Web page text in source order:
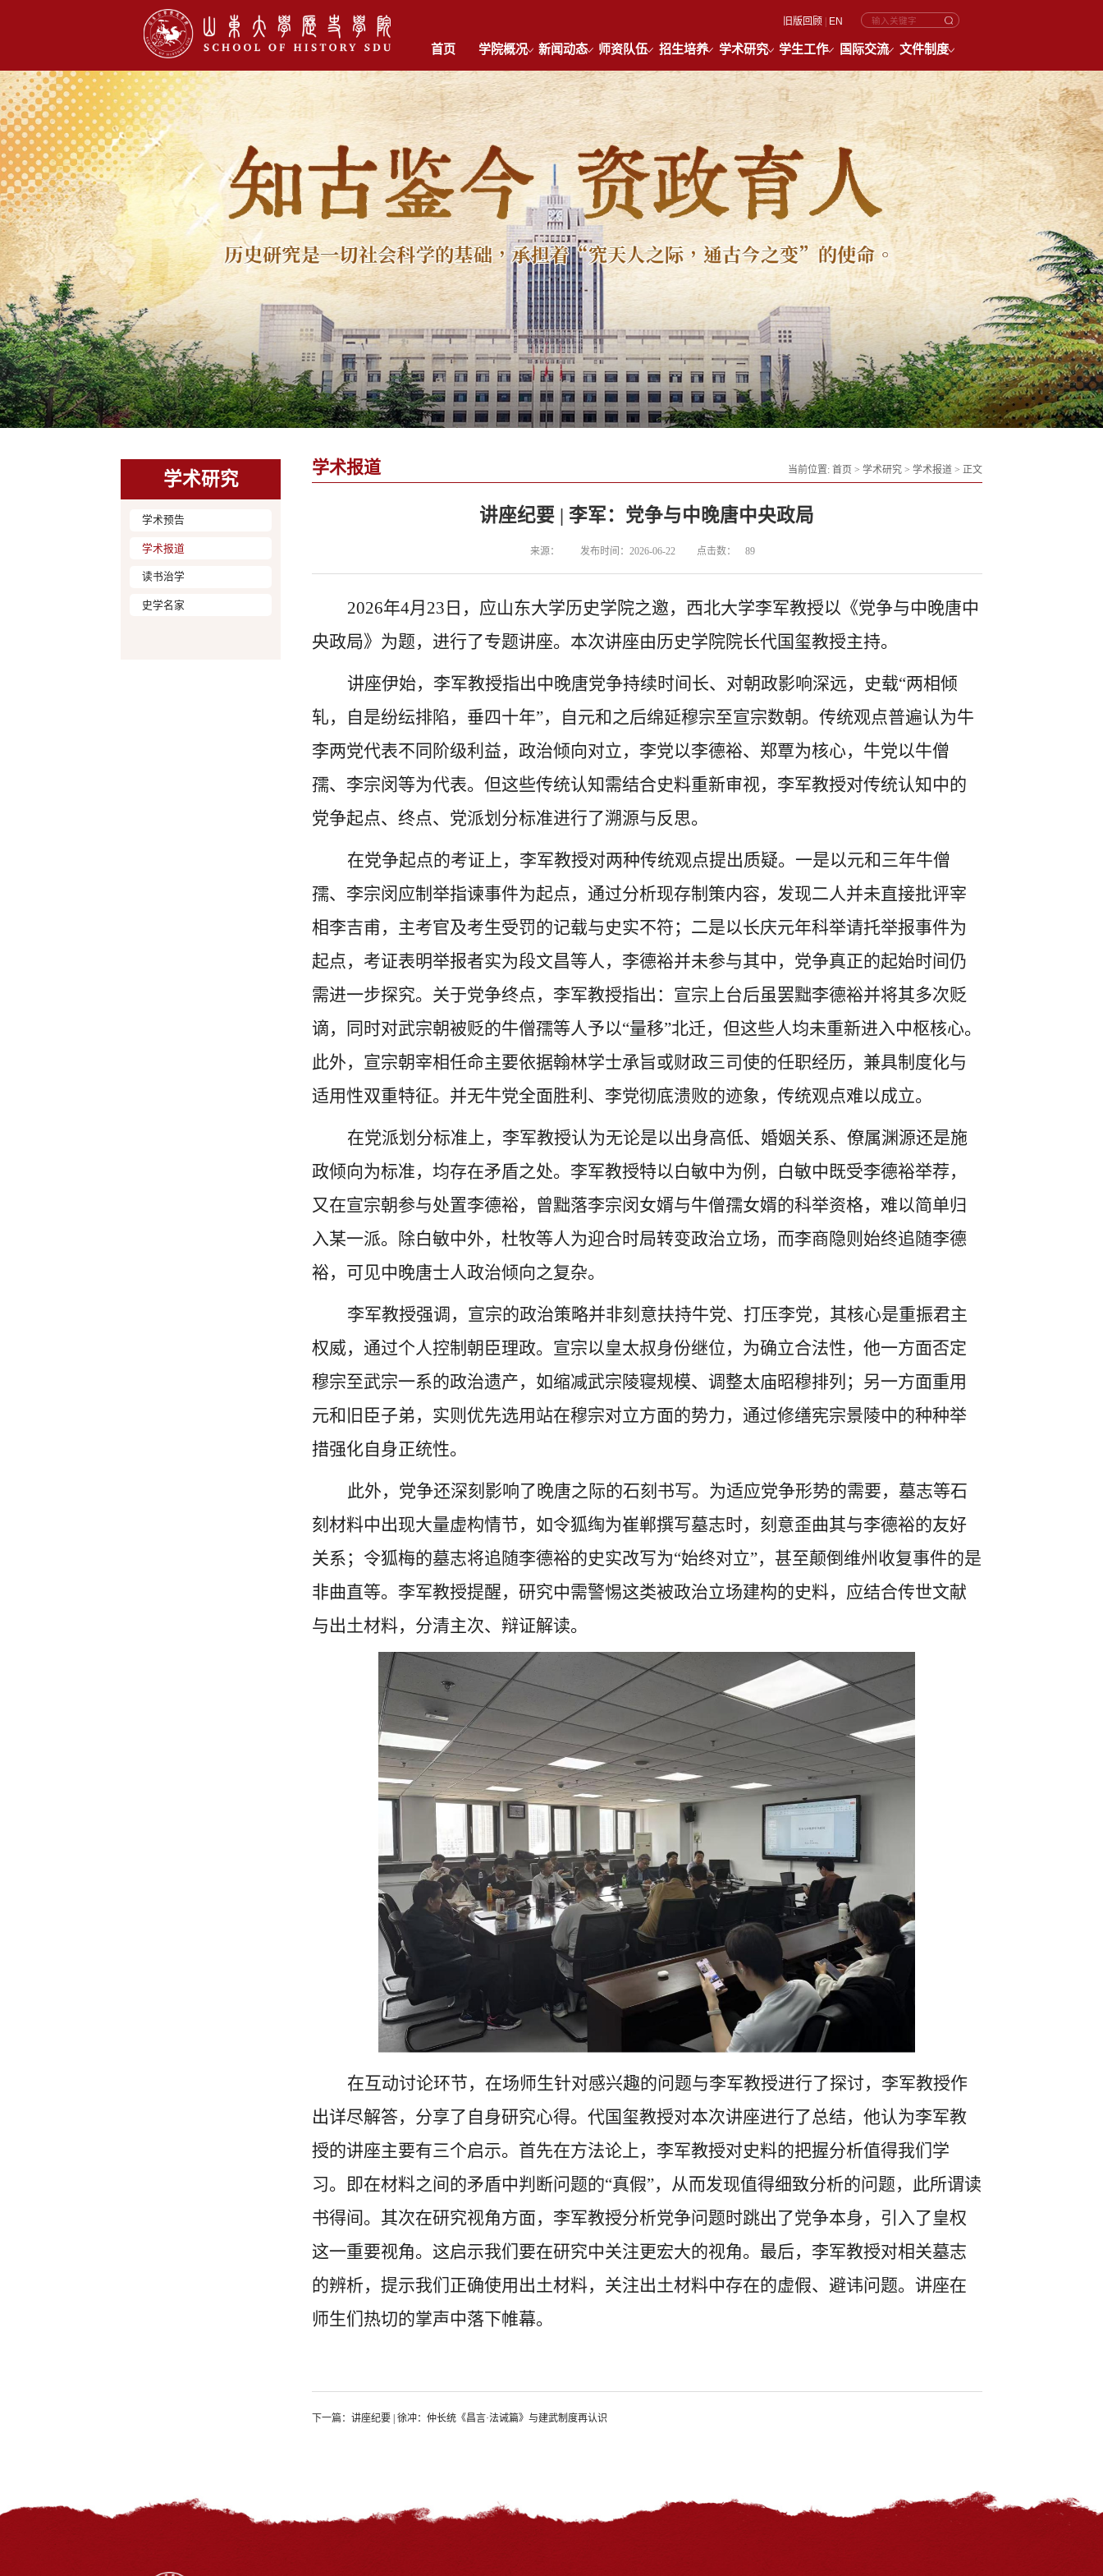
旧版回顾 | EN
首页 学院概况 新闻动态 师资队伍 招生培养 学术研究 学生工作 国际交流 文件制度
学术研究
学术预告
学术报道
读书治学
史学名家
当前位置: 首页 > 学术研究 > 学术报道 > 正文
学术报道
讲座纪要 | 李军：党争与中晚唐中央政局
来源： 发布时间：2026-06-22 点击数： 89
2026年4月 23 日，应山东大学历史学院之邀，西北大学李军教授以《党争与中晚唐中
央政局》为题，进行了专题讲座。本次讲座由历史学院院长代国玺教授主持。
讲座伊始，李军教授指出中晚唐党争持续时间长、对朝政影响深远，史载“两相倾
轧，自是纷纭排陷，垂四十年”，自元和之后绵延穆宗至宣宗数朝。传统观点普遍认为牛
李两党代表不同阶级利益，政治倾向对立，李党以李德裕、郑覃为核心，牛党以牛僧
孺、李宗闵等为代表。但这些传统认知需结合史料重新审视，李军教授对传统认知中的
党争起点、终点、党派划分标准进行了溯源与反思。
在党争起点的考证上，李军教授对两种传统观点提出质疑。一是以元和三年牛僧
孺、李宗闵应制举指谏事件为起点，通过分析现存制策内容，发现二人并未直接批评宰
相李吉甫，主考官及考生受罚的记载与史实不符；二是以长庆元年科举请托举报事件为
起点，考证表明举报者实为段文昌等人，李德裕并未参与其中，党争真正的起始时间仍
需进一步探究。关于党争终点，李军教授指出：宣宗上台后虽罢黜李德裕并将其多次贬
谪，同时对武宗朝被贬的牛僧孺等人予以“量移”北迁，但这些人均未重新进入中枢核心。
此外，宣宗朝宰相任命主要依据翰林学士承旨或财政三司使的任职经历，兼具制度化与
适用性双重特征。并无牛党全面胜利、李党彻底溃败的迹象，传统观点难以成立。
在党派划分标准上，李军教授认为无论是以出身高低、婚姻关系、僚属渊源还是施
政倾向为标准，均存在矛盾之处。李军教授特以白敏中为例，白敏中既受李德裕举荐，
又在宣宗朝参与处置李德裕，曾黜落李宗闵女婿与牛僧孺女婿的科举资格，难以简单归
入某一派。除白敏中外，杜牧等人为迎合时局转变政治立场，而李商隐则始终追随李德
裕，可见中晚唐士人政治倾向之复杂。
李军教授强调，宣宗的政治策略并非刻意扶持牛党、打压李党，其核心是重振君主
权威，通过个人控制朝臣理政。宣宗以皇太叔身份继位，为确立合法性，他一方面否定
穆宗至武宗一系的政治遗产，如缩减武宗陵寝规模、调整太庙昭穆排列；另一方面重用
元和旧臣子弟，实则优先选用站在穆宗对立方面的势力，通过修缮宪宗景陵中的种种举
措强化自身正统性。
此外，党争还深刻影响了晚唐之际的石刻书写。为适应党争形势的需要，墓志等石
刻材料中出现大量虚构情节，如令狐绹为崔郸撰写墓志时，刻意歪曲其与李德裕的友好
关系；令狐梅的墓志将追随李德裕的史实改写为“始终对立”，甚至颠倒维州收复事件的是
非曲直等。李军教授提醒，研究中需警惕这类被政治立场建构的史料，应结合传世文献
与出土材料，分清主次、辩证解读。
在互动讨论环节，在场师生针对感兴趣的问题与李军教授进行了探讨，李军教授作
出详尽解答，分享了自身研究心得。代国玺教授对本次讲座进行了总结，他认为李军教
授的讲座主要有三个启示。首先在方法论上，李军教授对史料的把握分析值得我们学
习。即在材料之间的矛盾中判断问题的“真假”，从而发现值得细致分析的问题，此所谓读
书得间。其次在研究视角方面，李军教授分析党争问题时跳出了党争本身，引入了皇权
这一重要视角。这启示我们要在研究中关注更宏大的视角。最后，李军教授对相关墓志
的辨析，提示我们正确使用出土材料，关注出土材料中存在的虚假、避讳问题。讲座在
师生们热切的掌声中落下帷幕。
下一篇： 讲座纪要 | 徐冲：仲长统《昌言·法诫篇》与建武制度再认识